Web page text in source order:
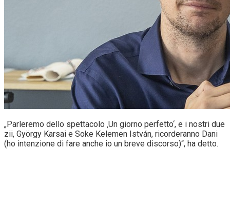
„Parleremo dello spettacolo ‚Un giorno perfetto‘, e i nostri due
zii, György Karsai e Soke Kelemen István, ricorderanno Dani
(ho intenzione di fare anche io un breve discorso)“, ha detto.